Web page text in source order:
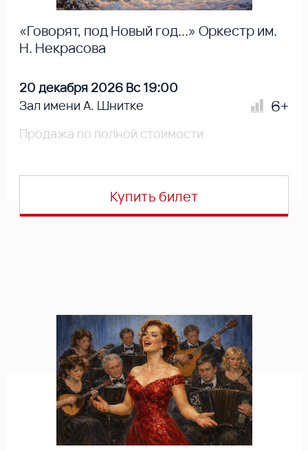
«Говорят, под Новый год...» Оркестр им.
Н. Некрасова
20 декабря 2026 Вс 19:00
Зал имени А. Шнитке
6+
Продажа по полной стоимости
Купить билет